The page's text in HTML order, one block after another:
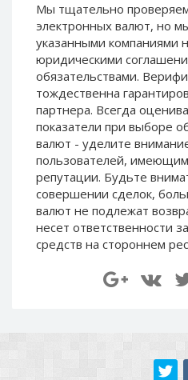
Мы тщательно
электронных валют, но
указанными компаниями
юридическими
обязательствами.
тождественна
партнера. Всегда
показатели при выборе
валют - уделите
пользователей,
репутации. Будьте
совершении сделок,
валют не подлежат
несет ответственности
средств на стороннем
Paymer USD
Paymer RUB
Paymer UAH
Capitalist USD
Capitalist RUB
Capitalist EUR
Payoneer USD
Payoneer EUR
Revolut Binance USD
(BUSD)
Piastrix EUR